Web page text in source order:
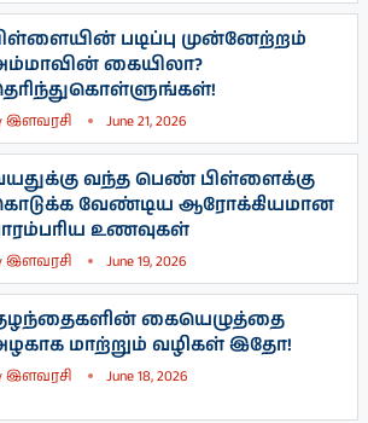
படிப்பு முன்னேற்றம்
கையிலா?
இளவரசி June 21, 2026
வந்த பெண் பிள்ளைக்கு
வேண்டிய ஆரோக்கியமான
உணவுகள்
இளவரசி June 19, 2026
கையெழுத்தை
மாற்றும் வழிகள் இதோ!
இளவரசி June 18, 2026